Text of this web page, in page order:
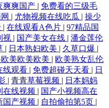
爽爽国产 | 免费看的三级毛
| 尤物视频在线吃瓜 | 操少
| 在线观看A色片 | 97精品国
视 | 国产美女在线 | 潘金莲伦
| 日本熟妇欧美 | 久草口爆 |
美欧美欧美 | 欧美熟女乱伦
线观看 | 免费超碰天天看 | 日
| 青青草莓视频 | 日本妈妈
在线视频 | 国产小视频高在
国产视频 | 自拍偷拍第5页 |